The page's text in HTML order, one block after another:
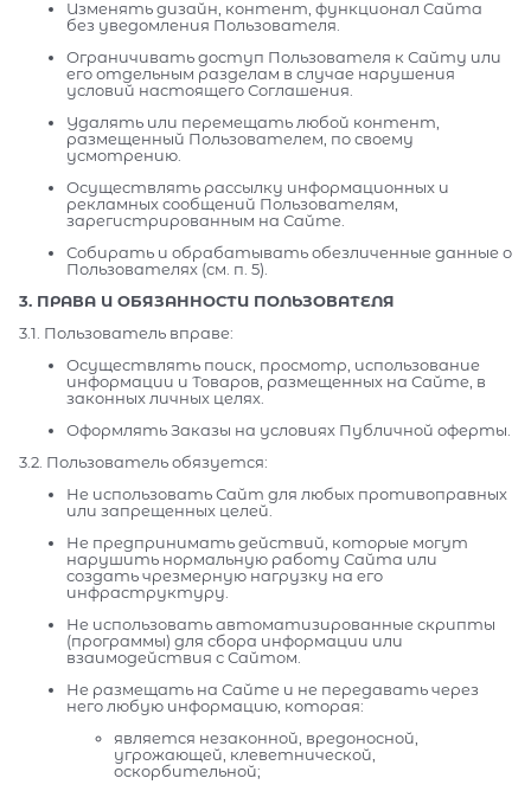
Изменять дизайн, контент, функционал Сайта
без уведомления Пользователя.
Ограничивать доступ Пользователя к Сайту или
его отдельным разделам в случае нарушения
условий настоящего Соглашения.
Удалять или перемещать любой контент,
размещенный Пользователем, по своему
усмотрению.
Осуществлять рассылку информационных и
рекламных сообщений Пользователям,
зарегистрированным на Сайте.
Собирать и обрабатывать обезличенные данные о
Пользователях (см. п. 5).
3. ПРАВА И ОБЯЗАННОСТИ ПОЛЬЗОВАТЕЛЯ
3.1. Пользователь вправе:
Осуществлять поиск, просмотр, использование
информации и Товаров, размещенных на Сайте, в
законных личных целях.
Оформлять Заказы на условиях Публичной оферты.
3.2. Пользователь обязуется:
Не использовать Сайт для любых противоправных
или запрещенных целей.
Не предпринимать действий, которые могут
нарушить нормальную работу Сайта или
создать чрезмерную нагрузку на его
инфраструктуру.
Не использовать автоматизированные скрипты
(программы) для сбора информации или
взаимодействия с Сайтом.
Не размещать на Сайте и не передавать через
него любую информацию, которая:
является незаконной, вредоносной,
угрожающей, клеветнической,
оскорбительной;